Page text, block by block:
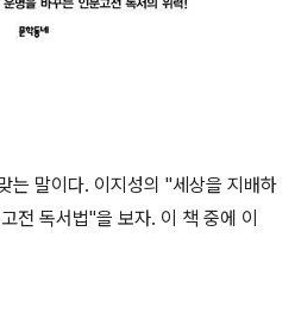
는 말이다. 이지성의 "세상을 지배하
전 독서법"을 보자. 이 책 중에 이